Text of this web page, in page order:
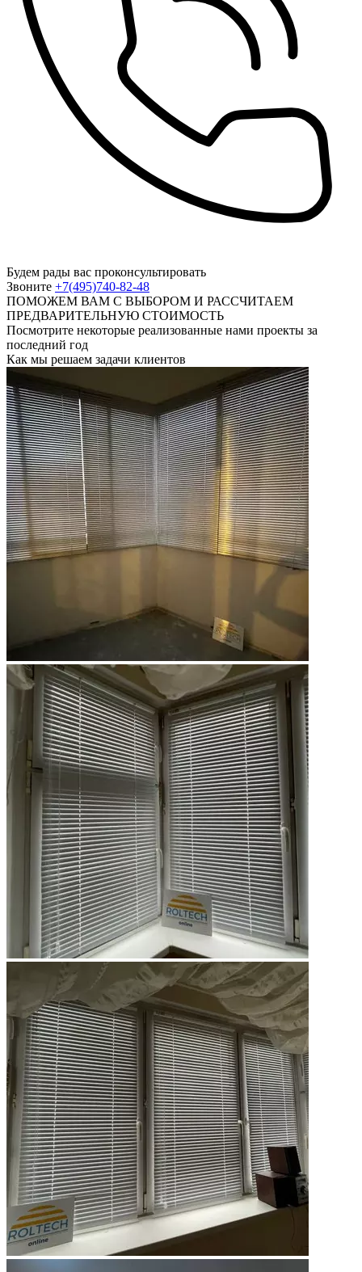
Будем рады вас проконсультировать
Звоните +7(495)740-82-48
ПОМОЖЕМ ВАМ С ВЫБОРОМ И РАССЧИТАЕМ
ПРЕДВАРИТЕЛЬНУЮ СТОИМОСТЬ
Посмотрите некоторые реализованные нами проекты за
последний год
Как мы решаем задачи клиентов